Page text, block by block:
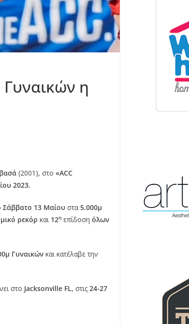
η
(2001), στο «ACC
2023.
Σάββατο 13 Μαίου στα 5.000μ
ρεκόρ και 12η επίδοση όλων
Γυναικών και κατέλαβε την
στο Jacksonville FL, στις 24-27